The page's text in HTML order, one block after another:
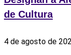
de Cultura
4 de agosto de